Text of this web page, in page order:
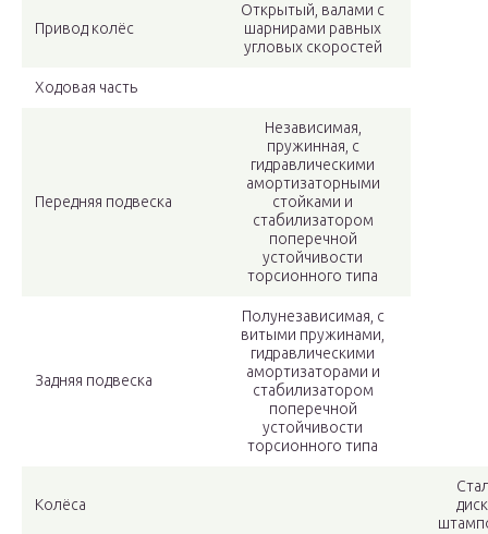
Привод колёс
Открытый, валами с
шарнирами равных
угловых скоростей
Ходовая часть
Передняя подвеска
Независимая,
пружинная, с
гидравлическими
амортизаторными
стойками и
стабилизатором
поперечной
устойчивости
торсионного типа
Задняя подвеска
Полунезависимая, с
витыми пружинами,
гидравлическими
амортизаторами и
стабилизатором
поперечной
устойчивости
торсионного типа
Колёса